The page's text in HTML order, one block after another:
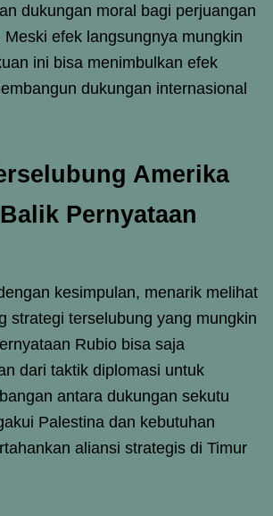
dukungan moral bagi perjuangan
efek langsungnya mungkin
ini bisa menimbulkan efek
dukungan internasional
Amerika
Pernyataan
kesimpulan, menarik melihat
strategi terselubung yang mungkin
Rubio bisa saja
dari taktik diplomasi untuk
antara dukungan sekutu
Palestina dan kebutuhan
aliansi strategis di Timur